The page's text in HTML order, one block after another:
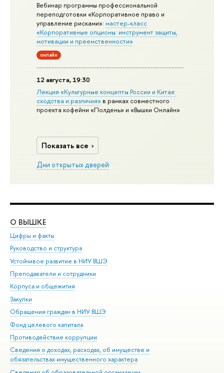
Вебинар программы профессиональной
переподготовки «Корпоративное право и
управление рисками»:мастер-класс
«Корпоративные опционы: инструмент защиты,
мотивации и преемственности»
онлайн
12 августа, 19:30
Лекция «Культурные концепты России и Китая:
сходства и различия» в рамках совместного
проекта кофейни «Полдень» и «Вышки Онлайн»
Показать все
Дни открытых дверей
О ВЫШКЕ
Цифры и факты
Руководство и структура
Устойчивое развитие в НИУ ВШЭ
Преподаватели и сотрудники
Корпуса и общежития
Закупки
Обращения граждан в НИУ ВШЭ
Фонд целевого капитала
Противодействие коррупции
Сведения о доходах, расходах, об имуществе и
обязательствах имущественного характера